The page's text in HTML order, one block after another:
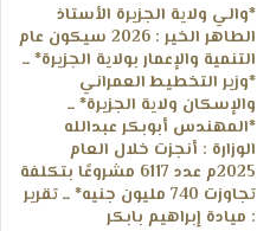
*والي ولاية الجزيرة الأستاذ
الطاهر الخير : 2026 سيكون عام
التنمية والإعمار بولاية الجزيرة* ــ
*وزير التخطيط العمراني
والإسكان ولاية الجزيرة* ــ
*المهندس أبوبكر عبدالله
الوزارة : أنجزت خلال العام
2025م عدد 6117 مشروعًا بتكلفة
تجاوزت 740 مليون جنيه* ــ تقرير
: ميادة إبراهيم بابكر